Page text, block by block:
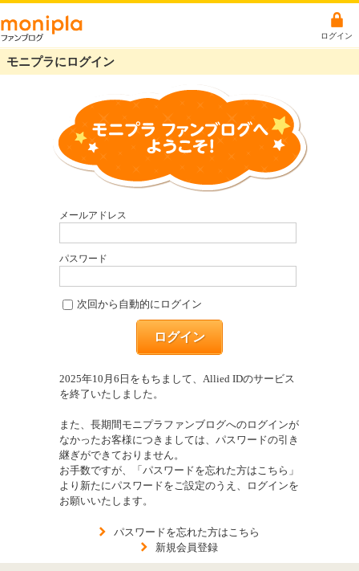
ログイン
モニプラにログイン
メールアドレス
パスワード
次回から自動的にログイン
ログイン
2025年10月6日をもちまして、Allied IDのサービス
を終了いたしました。
また、長期間モニプラファンブログへのログインが
なかったお客様につきましては、パスワードの引き
継ぎができておりません。
お手数ですが、「パスワードを忘れた方はこちら」
より新たにパスワードをご設定のうえ、ログインを
お願いいたします。
パスワードを忘れた方はこちら
新規会員登録